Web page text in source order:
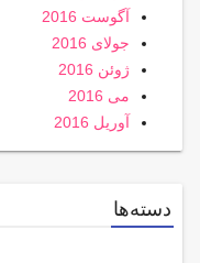
آگوست 2016
جولای 2016
ژوئن 2016
می 2016
آوریل 2016
دسته‌ها